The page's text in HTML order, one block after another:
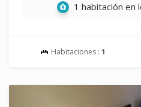
1 habitación en
Habitaciones : 1